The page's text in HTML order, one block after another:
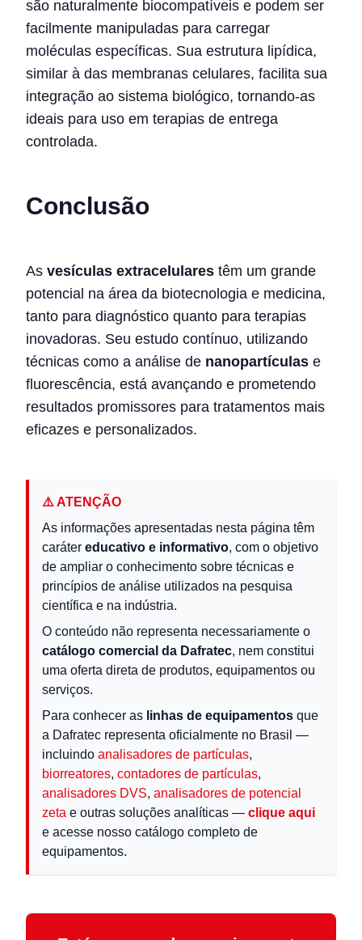
são naturalmente biocompatíveis e podem ser
facilmente manipuladas para carregar
moléculas específicas. Sua estrutura lipídica,
similar à das membranas celulares, facilita sua
integração ao sistema biológico, tornando-as
ideais para uso em terapias de entrega
controlada.
Conclusão
As vesículas extracelulares têm um grande
potencial na área da biotecnologia e medicina,
tanto para diagnóstico quanto para terapias
inovadoras. Seu estudo contínuo, utilizando
técnicas como a análise de nanopartículas e
fluorescência, está avançando e prometendo
resultados promissores para tratamentos mais
eficazes e personalizados.
⚠️ ATENÇÃO
As informações apresentadas nesta página têm
caráter educativo e informativo, com o objetivo
de ampliar o conhecimento sobre técnicas e
princípios de análise utilizados na pesquisa
científica e na indústria.
O conteúdo não representa necessariamente o
catálogo comercial da Dafratec, nem constitui
uma oferta direta de produtos, equipamentos ou
serviços.
Para conhecer as linhas de equipamentos que
a Dafratec representa oficialmente no Brasil —
incluindo analisadores de partículas,
biorreatores, contadores de partículas,
analisadores DVS, analisadores de potencial
zeta e outras soluções analíticas — clique aqui
e acesse nosso catálogo completo de
equipamentos.